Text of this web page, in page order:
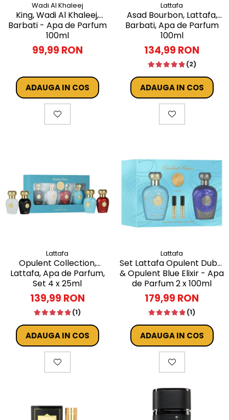
Wadi Al Khaleej
King, Wadi Al Khaleej,
Barbati - Apa de Parfum
100ml
99,99 RON
ADAUGA IN COS
Lattafa
Asad Bourbon, Lattafa,
Barbati, Apa de Parfum
100ml
134,99 RON
(2)
ADAUGA IN COS
Lattafa
Opulent Collection,
Lattafa, Apa de Parfum,
Set 4 x 25ml
139,99 RON
(1)
ADAUGA IN COS
Lattafa
Set Lattafa Opulent Dubai
& Opulent Blue Elixir - Apa
de Parfum 2 x 100ml
179,99 RON
(1)
ADAUGA IN COS